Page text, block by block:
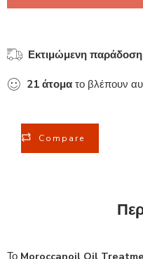
Εκτιμώμενη
21 άτομα το βλέπουν
Compare
Το Moroccanoil Oil